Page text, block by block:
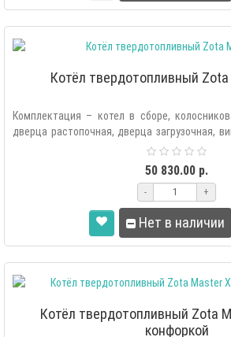
Котёл твердотопливный
Комплектация – котел в сборе,
дверца растопочная, дверца загрузочная,
50 830.00 р.
- +
Нет в наличии
Котёл твердотопливный Zota
конфоркой